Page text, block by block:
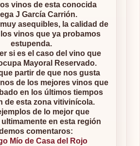
vinos de esta conocida
J García Carrión.
asequibles, la calidad de
vinos que ya probamos
estupenda.
si es el caso del vino que
Mayoral Reservado.
partir de que nos gusta
de los mejores vinos que
en los últimos tiempos
de esta zona vitivinícola.
de lo mejor que
en esta región
comentaros:
Mío de Casa del Rojo